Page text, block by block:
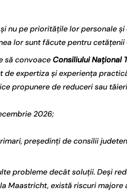
nu pe prioritățile lor personale și
lor sunt făcute pentru cetățenii
să convoace Consiliului Național
expertiza și experiența
propunere de reduceri sau
2026;
președinți de consilii
probleme decât soluții. Deși
Maastricht, există riscuri